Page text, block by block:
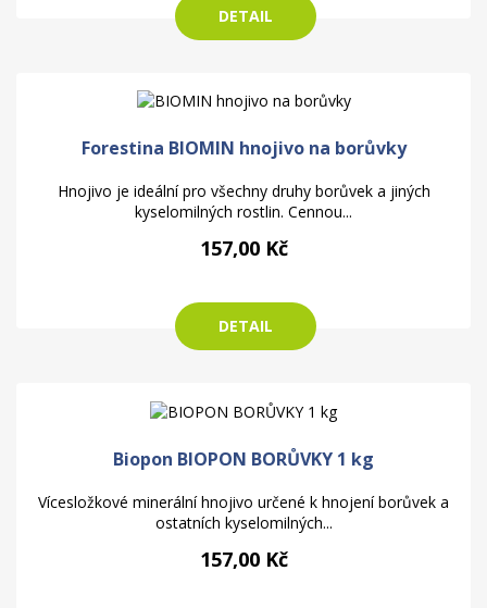
DETAIL
Forestina BIOMIN hnojivo na borůvky
Hnojivo je ideální pro všechny druhy borůvek a jiných
kyselomilných rostlin. Cennou...
157,00 Kč
DETAIL
Biopon BIOPON BORŮVKY 1 kg
Vícesložkové minerální hnojivo určené k hnojení borůvek a
ostatních kyselomilných...
157,00 Kč